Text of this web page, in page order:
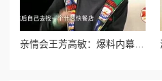
亲情会王芳高敏：爆料内幕，背后真相惊人，家庭矛盾曝光！